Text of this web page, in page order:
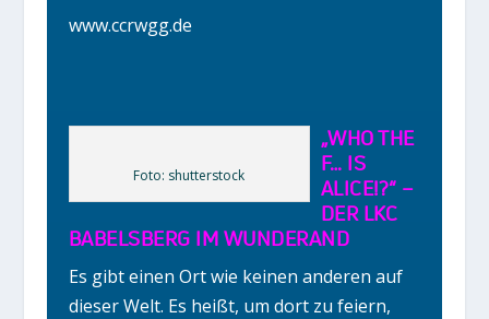
www.ccrwgg.de
Foto: shutterstock
„WHO THE
F… IS
ALICE!?“ –
DER LKC
BABELSBERG IM WUNDERAND
Es gibt einen Ort wie keinen anderen auf
dieser Welt. Es heißt, um dort zu feiern,